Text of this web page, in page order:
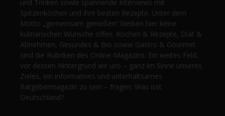
und Trinken sowie spannende Interviews mit
Spitzenköchen und ihre besten Rezepte. Unter dem
Motto „gemeinsam genießen“ bleiben hier keine
kulinarischen Wünsche offen. Kochen & Rezepte, Diät &
Abnehmen, Gesundes & Bio sowie Gastro & Gourmet
sind die Rubriken des Online-Magazins. Ein weites Feld,
vor dessen Hintergrund wir uns – ganz im Sinne unseres
Zieles, ein informatives und unterhaltsames
Ratgebermagazin zu sein – fragen: Was isst
Deutschland?